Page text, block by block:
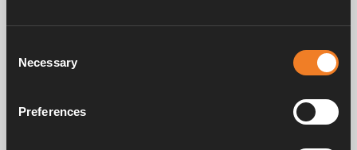
Selection
Necessary
Preferences
Art. nr: 1900191